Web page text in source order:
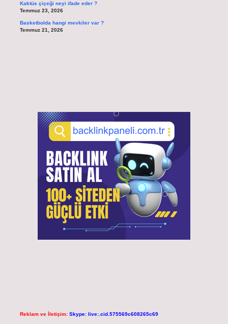
Kaktüs çiçeği neyi ifade eder ?
Temmuz 23, 2026
Basketbolda hangi mevkiler var ?
Temmuz 21, 2026
Reklam ve İletişim: Skype: live:.cid.575569c608265c69